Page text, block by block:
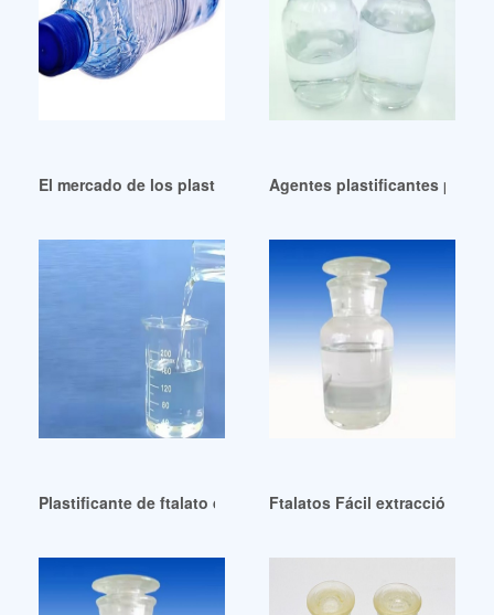
El mercado de los plastificantes de ftalatos más
Agentes plastificantes para
Plastificante de ftalato de dioctilo de alta calidad Tamaño
Ftalatos Fácil extracción de